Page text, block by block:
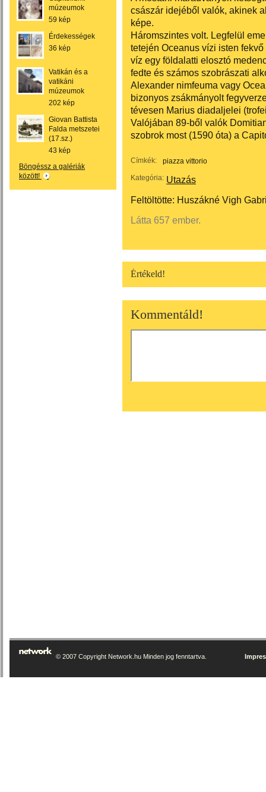
múzeumok
59 kép
Érdekességek
36 kép
Vatikán és a
vatikáni
múzeumok
202 kép
Giovan Battista
Falda metszetei
(17.sz.)
43 kép
Böngéssz a galériák
között!
császár idejéből valók, akinek
képe.
Háromszintes volt. Legfelül
tetején Oceanus vízi isten
víz egy földalatti elosztó
fedte és számos szobrászati
Alexander nimfeuma vagy
bizonyos zsákmányolt
tévesen Marius diadaljelei
Valójában 89-ből valók
szobrok most (1590 óta) a
Címkék:
piazza vittorio
Kategória: Utazás
Feltöltötte: Huszákné Vigh
Látta 657 ember.
Értékeld!
Kommentáld!
© 2007 Copyright Network.hu Minden jog fenntartva.